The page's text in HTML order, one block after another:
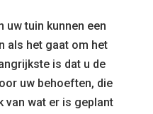
uw tuin kunnen een
als het gaat om het
is dat u de
uw behoeften, die
van wat er is geplant